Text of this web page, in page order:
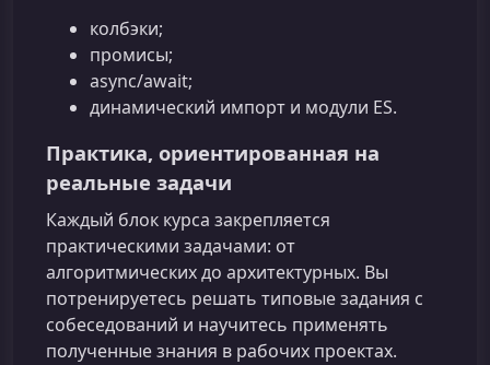
колбэки;
промисы;
async/await;
динамический импорт и модули ES.
Практика, ориентированная на
реальные задачи
Каждый блок курса закрепляется
практическими задачами: от
алгоритмических до архитектурных. Вы
потренируетесь решать типовые задания с
собеседований и научитесь применять
полученные знания в рабочих проектах.